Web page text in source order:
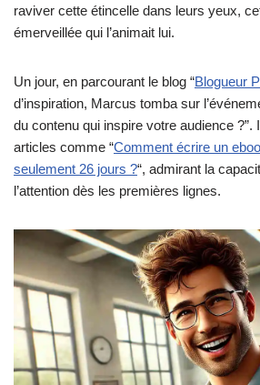
raviver cette étincelle dans leurs yeux,
émerveillée qui l’animait lui.
Un jour, en parcourant le blog “Blogueur
d’inspiration, Marcus tomba sur
du contenu qui inspire votre audience ?”.
articles comme “Comment écrire un
seulement 26 jours ?“, admirant la
l’attention dès les premières lignes.